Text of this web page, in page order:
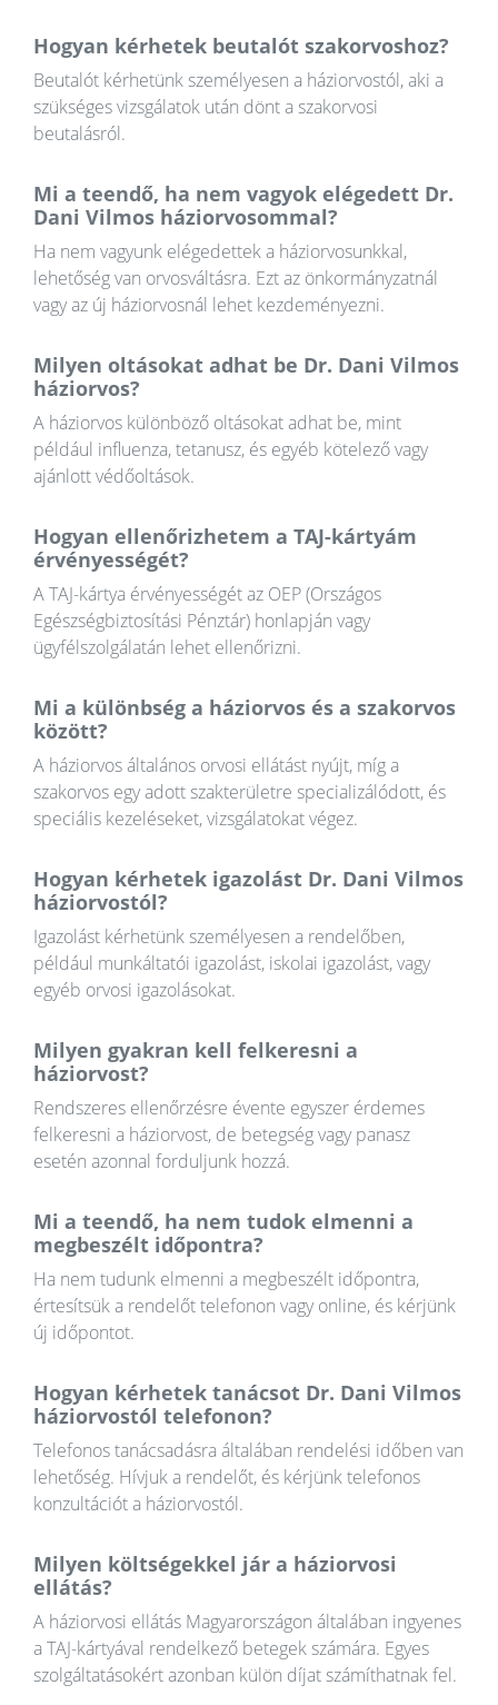
Hogyan kérhetek beutalót szakorvoshoz?
Beutalót kérhetünk személyesen a háziorvostól, aki a
szükséges vizsgálatok után dönt a szakorvosi
beutalásról.
Mi a teendő, ha nem vagyok elégedett Dr.
Dani Vilmos háziorvosommal?
Ha nem vagyunk elégedettek a háziorvosunkkal,
lehetőség van orvosváltásra. Ezt az önkormányzatnál
vagy az új háziorvosnál lehet kezdeményezni.
Milyen oltásokat adhat be Dr. Dani Vilmos
háziorvos?
A háziorvos különböző oltásokat adhat be, mint
például influenza, tetanusz, és egyéb kötelező vagy
ajánlott védőoltások.
Hogyan ellenőrizhetem a TAJ-kártyám
érvényességét?
A TAJ-kártya érvényességét az OEP (Országos
Egészségbiztosítási Pénztár) honlapján vagy
ügyfélszolgálatán lehet ellenőrizni.
Mi a különbség a háziorvos és a szakorvos
között?
A háziorvos általános orvosi ellátást nyújt, míg a
szakorvos egy adott szakterületre specializálódott, és
speciális kezeléseket, vizsgálatokat végez.
Hogyan kérhetek igazolást Dr. Dani Vilmos
háziorvostól?
Igazolást kérhetünk személyesen a rendelőben,
például munkáltatói igazolást, iskolai igazolást, vagy
egyéb orvosi igazolásokat.
Milyen gyakran kell felkeresni a
háziorvost?
Rendszeres ellenőrzésre évente egyszer érdemes
felkeresni a háziorvost, de betegség vagy panasz
esetén azonnal forduljunk hozzá.
Mi a teendő, ha nem tudok elmenni a
megbeszélt időpontra?
Ha nem tudunk elmenni a megbeszélt időpontra,
értesítsük a rendelőt telefonon vagy online, és kérjünk
új időpontot.
Hogyan kérhetek tanácsot Dr. Dani Vilmos
háziorvostól telefonon?
Telefonos tanácsadásra általában rendelési időben van
lehetőség. Hívjuk a rendelőt, és kérjünk telefonos
konzultációt a háziorvostól.
Milyen költségekkel jár a háziorvosi
ellátás?
A háziorvosi ellátás Magyarországon általában ingyenes
a TAJ-kártyával rendelkező betegek számára. Egyes
szolgáltatásokért azonban külön díjat számíthatnak fel.